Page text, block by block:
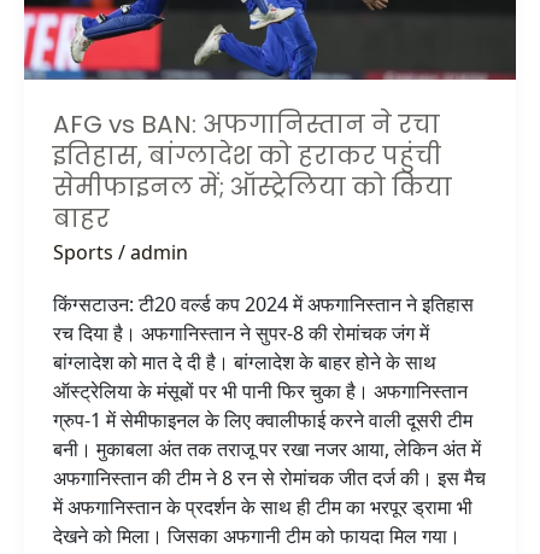
AFG vs BAN: अफगानिस्तान ने रचा
इतिहास, बांग्लादेश को हराकर पहुंची
सेमीफाइनल में; ऑस्ट्रेलिया को किया
बाहर
Sports /admin
किंग्सटाउन: टी20 वर्ल्ड कप 2024 में अफगानिस्तान ने इतिहास
रच दिया है। अफगानिस्तान ने सुपर-8 की रोमांचक जंग में
बांग्लादेश को मात दे दी है। बांग्लादेश के बाहर होने के साथ
ऑस्ट्रेलिया के मंसूबों पर भी पानी फिर चुका है। अफगानिस्तान
ग्रुप-1 में सेमीफाइनल के लिए क्वालीफाई करने वाली दूसरी टीम
बनी। मुकाबला अंत तक तराजू पर रखा नजर आया, लेकिन अंत में
अफगानिस्तान की टीम ने 8 रन से रोमांचक जीत दर्ज की। इस मैच
में अफगानिस्तान के प्रदर्शन के साथ ही टीम का भरपूर ड्रामा भी
देखने को मिला। जिसका अफगानी टीम को फायदा मिल गया।
बांग्लादेश
को
हराकर
पहुंची
सेमीफाइनल
में;
ऑस्ट्रेलिया
को
किया